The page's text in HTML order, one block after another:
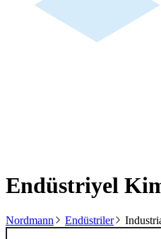
Endüstriyel
Nordmann Endüstriler